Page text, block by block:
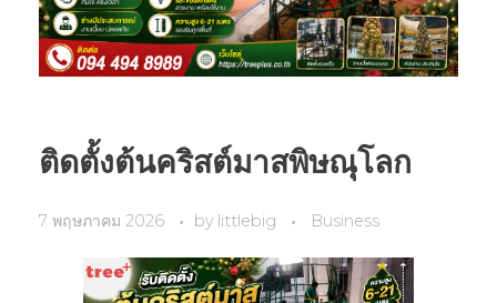
ติดตั้งต้นคริสต์มาสพิษณุโลก
7 พฤษภาคม 2026 by littlebig Business